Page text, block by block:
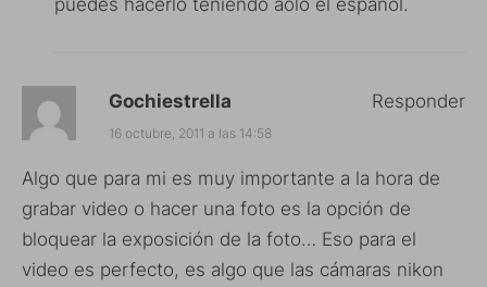
Gochiestrella
16 octubre, 2011 a las 14:58
Algo que para mi es muy importante a la hora de
grabar video o hacer una foto es la opción de
bloquear la exposición de la foto… Eso para el
video es perfecto, es algo que las cámaras nikon
Responder